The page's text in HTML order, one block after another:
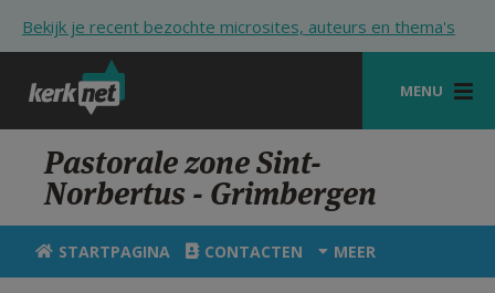
Bekijk je recent bezochte microsites, auteurs en thema's
MENU
STARTPAGINA
KERK
VIERINGEN
Pastorale zone Sint-
Norbertus - Grimbergen
STARTPAGINA CONTACTEN MEER